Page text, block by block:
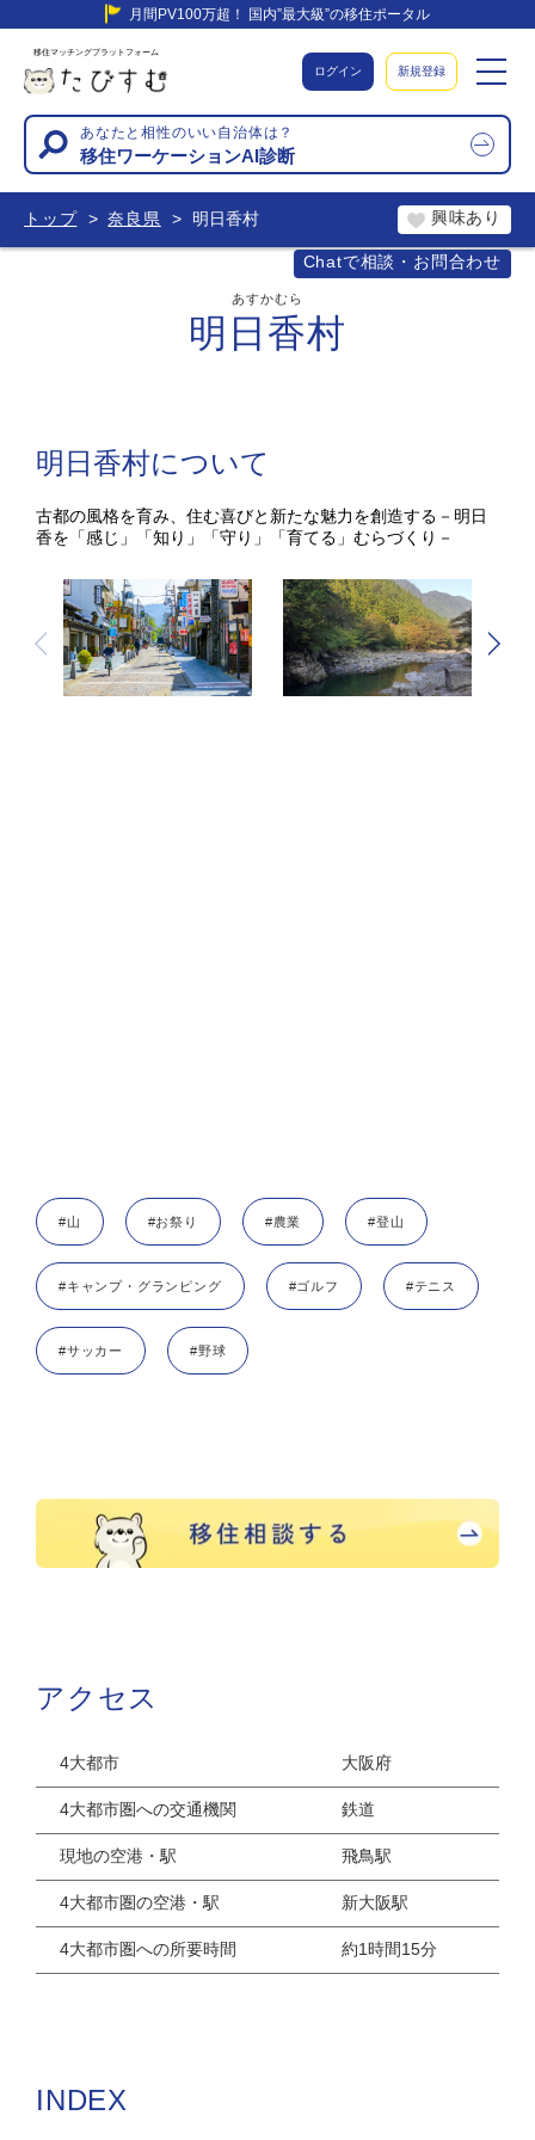
月間PV100万超！ 国内”最大級”の移住ポータル
移住マッチングプラットフォーム
ログイン 新規登録
あなたと相性のいい自治体は？
移住ワーケーションAI診断
トップ 奈良県 明日香村
Chatで相談・お問合わせ
興味あり
明日香村
あすかむら
明日香村について
古都の風格を育み、住む喜びと新たな魅力を創造する－明日
香を「感じ」「知り」「守り」「育てる」むらづくり－
#山 #お祭り #農業 #登山
#キャンプ・グランピング #ゴルフ #テニス
#サッカー #野球
アクセス
4大都市 大阪府
4大都市圏への交通機関 鉄道
現地の空港・駅 飛鳥駅
4大都市圏の空港・駅 新大阪駅
4大都市圏への所要時間 約1時間15分
INDEX